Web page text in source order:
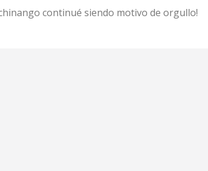
continué siendo motivo de orgullo!